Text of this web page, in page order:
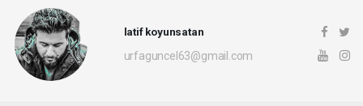
latif koyunsatan
urfaguncel63@gmail.com